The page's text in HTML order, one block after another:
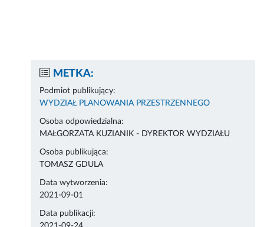
METKA:
Podmiot publikujący:
WYDZIAŁ PLANOWANIA PRZESTRZENNEGO
Osoba odpowiedzialna:
MAŁGORZATA KUZIANIK - DYREKTOR WYDZIAŁU
Osoba publikująca:
TOMASZ GDULA
Data wytworzenia:
2021-09-01
Data publikacji: